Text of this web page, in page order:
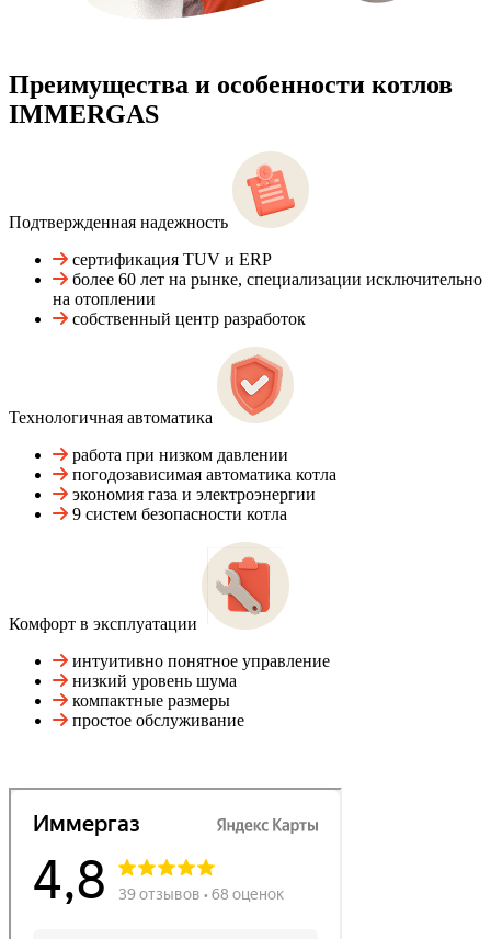
Преимущества и особенности котлов
IMMERGAS
Подтвержденная надежность
сертификация TUV и ERP
более 60 лет на рынке, специализации исключительно
на отоплении
собственный центр разработок
Технологичная автоматика
работа при низком давлении
погодозависимая автоматика котла
экономия газа и электроэнергии
9 систем безопасности котла
Комфорт в эксплуатации
интуитивно понятное управление
низкий уровень шума
компактные размеры
простое обслуживание